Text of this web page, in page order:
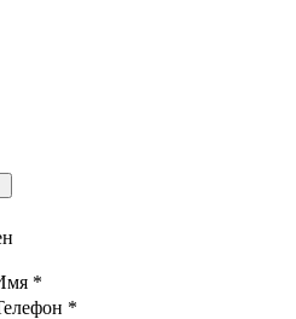
*
*